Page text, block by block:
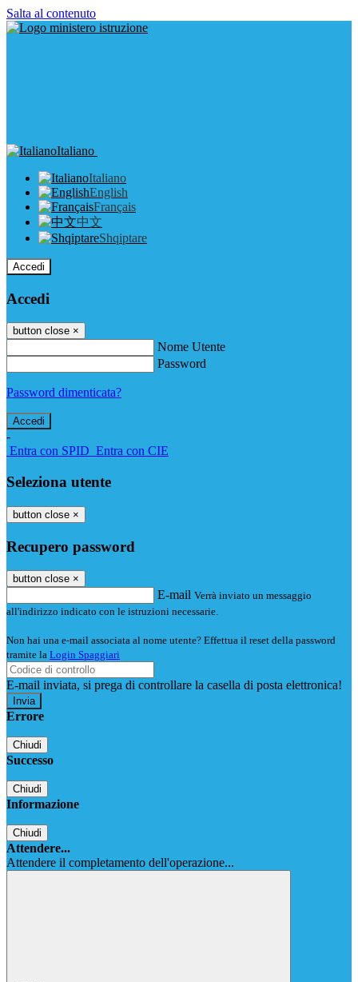
Salta al contenuto
Italiano
Italiano
English
Français
中文
Shqiptare
Accedi
Accedi
button close ×
Nome Utente
Password
Password dimenticata?
-
Entra con SPID Entra con CIE
Seleziona utente
button close ×
Recupero password
button close ×
E-mail Verrà inviato un messaggio
all'indirizzo indicato con le istruzioni necessarie.
Non hai una e-mail associata al nome utente? Effettua il reset della password
tramite la Login Spaggiari
E-mail inviata, si prega di controllare la casella di posta elettronica!
Errore
Chiudi
Successo
Chiudi
Informazione
Chiudi
Attendere...
Attendere il completamento dell'operazione...